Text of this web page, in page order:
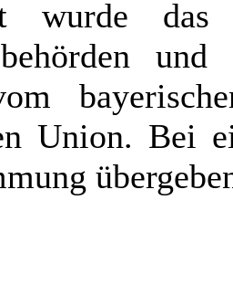
wurde
und
Union. Bei